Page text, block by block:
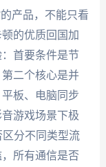
产品，不能只看
的优质回国加
首要条件是节
二个核心是并
板、电脑同步
游戏场景下极
分不同类型流
所有通信是否